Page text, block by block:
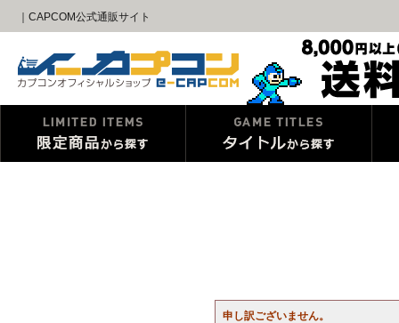
｜CAPCOM公式通販サイト
申し訳ございません。